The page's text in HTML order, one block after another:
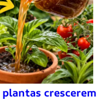
plantas crescerem